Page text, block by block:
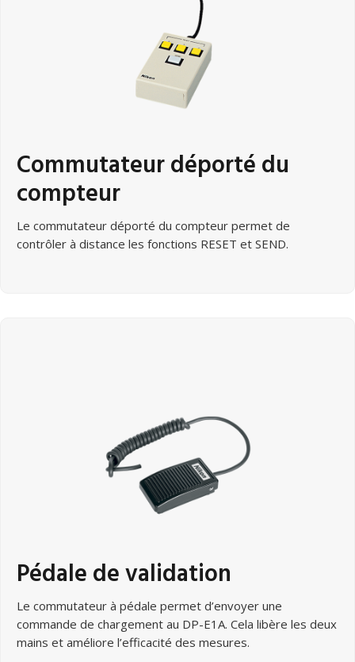
Commutateur déporté du
compteur
Le commutateur déporté du compteur permet de
contrôler à distance les fonctions RESET et SEND.
Pédale de validation
Le commutateur à pédale permet d’envoyer une
commande de chargement au DP-E1A. Cela libère les deux
mains et améliore l’efficacité des mesures.